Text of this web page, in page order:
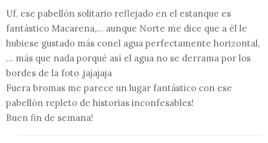
Uf, ese pabellón solitario reflejado en el estanque es
fantástico Macarena,… aunque Norte me dice que a él le
hubiese gustado más conel agua perfectamente horizontal,
… más que nada porqué así el agua no se derrama por los
bordes de la foto ,jajajaja
Fuera bromas me parece un lugar fantástico con ese
pabellón repleto de historias inconfesables!
Buen fin de semana!